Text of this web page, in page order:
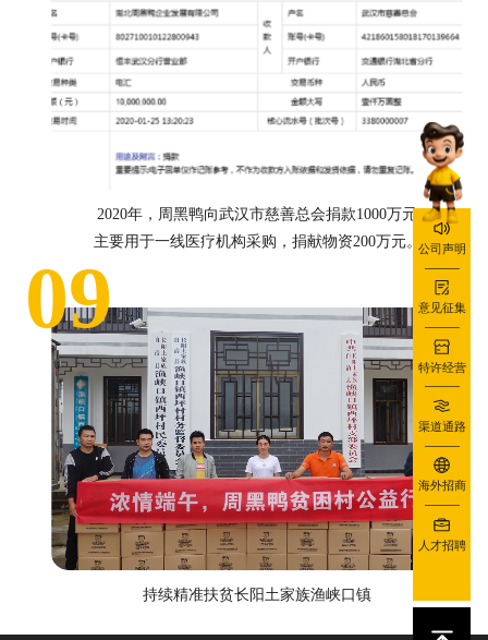
2020年，周黑鸭向武汉市慈善总会捐款1000万元
主要用于一线医疗机构采购，捐献物资200万元。
09
持续精准扶贫长阳土家族渔峡口镇
公司声明
意见征集
特许经营
渠道通路
海外招商
人才招聘